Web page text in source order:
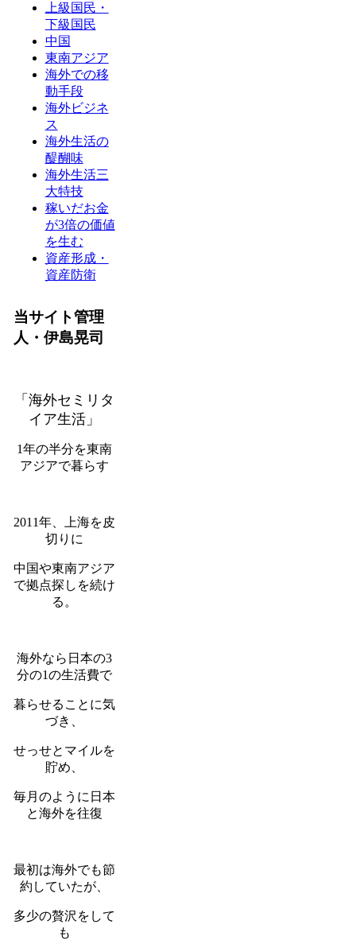
上級国民・
下級国民
中国
東南アジア
海外での移
動手段
海外ビジネ
ス
海外生活の
醍醐味
海外生活三
大特技
稼いだお金
が3倍の価値
を生む
資産形成・
資産防衛
当サイト管理
人・伊島晃司
「海外セミリタ
イア生活」
1年の半分を東南
アジアで暮らす
2011年、上海を皮
切りに
中国や東南アジア
で拠点探しを続け
る。
海外なら日本の3
分の1の生活費で
暮らせることに気
づき、
せっせとマイルを
貯め、
毎月のように日本
と海外を往復
最初は海外でも節
約していたが、
多少の贅沢をして
も